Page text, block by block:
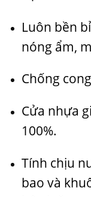
Luôn bền
nóng ẩm,
Chống
Cửa nhựa
100%.
Tính chịu
bao và